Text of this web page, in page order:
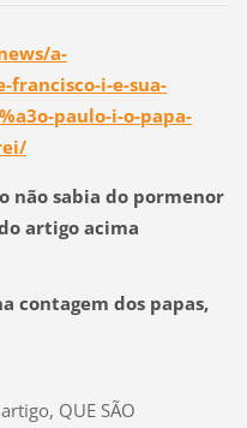
a-
francisco-i-e-sua-
paulo-i-o-papa-
não sabia do pormenor
artigo acima
contagem dos papas,
QUE SÃO